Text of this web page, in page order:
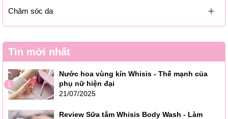
Chăm sóc da
Tin mới nhất
1
Nước hoa vùng kín Whisis - Thế mạnh của
phụ nữ hiện đại
21/07/2025
Review Sữa tắm Whisis Body Wash - Làm